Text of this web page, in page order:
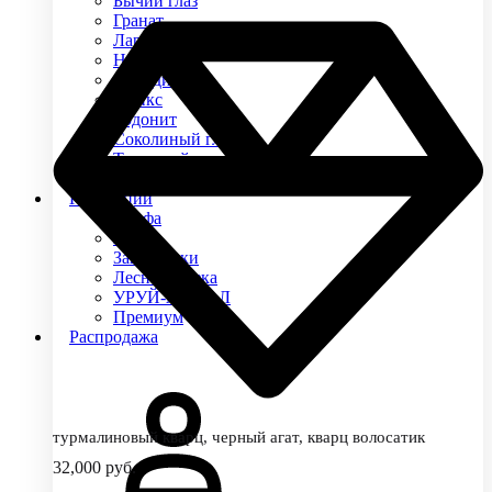
Гранат
Ларвикит
Нефрит
Обсидиан
Оникс
Родонит
Соколиный глаз
Тигровый глаз
Коллекции
Альфа
Защитники
Лесная сказка
УРУЙ-АЙХАЛ
Премиум
Распродажа
турмалиновый кварц, черный агат, кварц волосатик
32,000 руб.